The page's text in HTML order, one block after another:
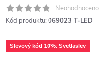
Neohodnoceno
Kód produktu: 069023 T-LED
Slevový kód 10%: Svetlaslev